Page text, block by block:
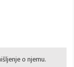
o njemu.